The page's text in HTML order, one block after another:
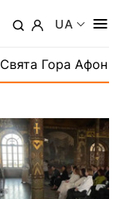
UA
Свята Гора Афон